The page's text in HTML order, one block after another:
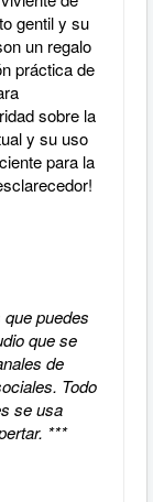
gentil y su
un regalo
práctica de
sobre la
y su uso
para la
puedes
que se
de
Todo
se usa
***